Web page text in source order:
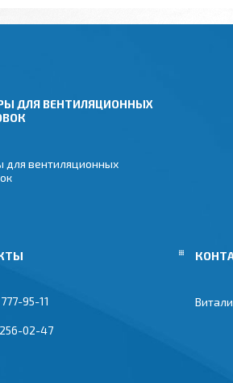
ДЛЯ ВЕНТИЛЯЦИОННЫХ
для вентиляционных
95-11
02-47